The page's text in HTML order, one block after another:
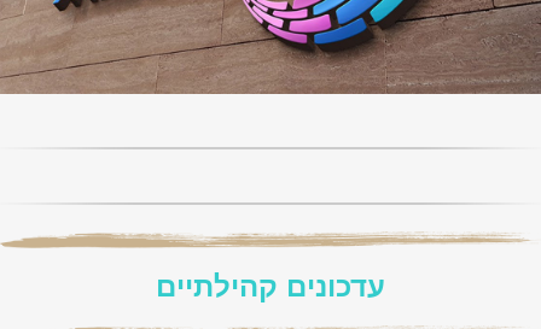
עדכונים קהילתיים